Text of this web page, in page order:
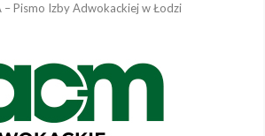
– Pismo Izby Adwokackiej w Łodzi